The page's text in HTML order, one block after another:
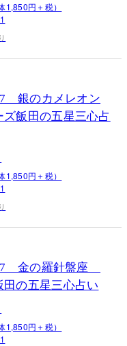
1,850円＋税）
銀のカメレオン
飯田の五星三心占
1,850円＋税）
金の羅針盤座
の五星三心占い
1,850円＋税）